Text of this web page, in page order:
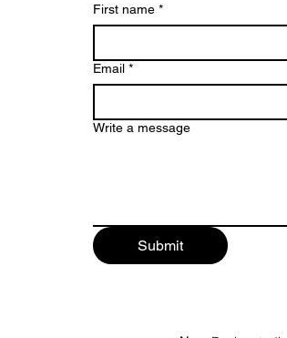
First name *
Email *
Write a message
Submit